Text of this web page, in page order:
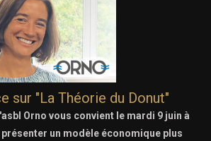
sur "La Théorie du Donut"
Orno vous convient le mardi 9 juin à
présenter un modèle économique plus